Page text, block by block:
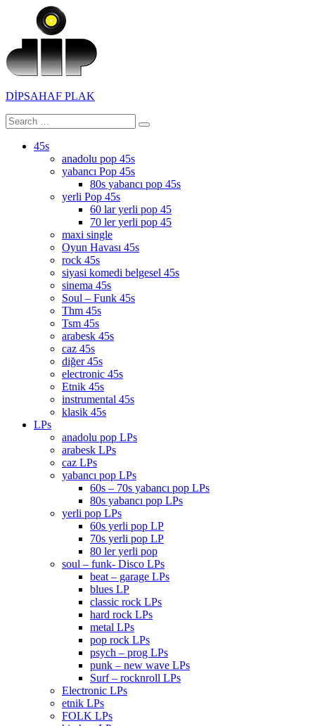
content
DİPSAHAF PLAK
DİPSAHAF
Search
for:
Search
45s
anadolu pop 45s
yabancı Pop 45s
80s yabancı pop 45s
yerli Pop 45s
60 lar yerli pop 45
70 ler yerli pop 45
maxi single
Oyun Havası 45s
rock 45s
siyasi komedi belgesel 45s
sinema 45s
Soul – Funk 45s
Thm 45s
Tsm 45s
arabesk 45s
caz 45s
diğer 45s
electronic 45s
Etnik 45s
instrumental 45s
klasik 45s
LPs
anadolu pop LPs
arabesk LPs
caz LPs
yabancı pop LPs
60s – 70s yabancı pop LPs
80s yabancı pop LPs
yerli pop LPs
60s yerli pop LP
70s yerli pop LP
80 ler yerli pop
soul – funk- Disco LPs
beat – garage LPs
blues LP
classic rock LPs
hard rock LPs
metal LPs
pop rock LPs
psych – prog LPs
punk – new wave LPs
Surf – rocknroll LPs
Electronic LPs
etnik LPs
FOLK LPs